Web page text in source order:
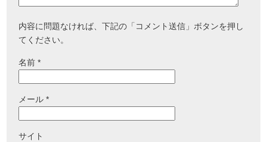
内容に問題なければ、下記の「コメント送信」ボタンを押し
てください。
名前*
メール*
サイト